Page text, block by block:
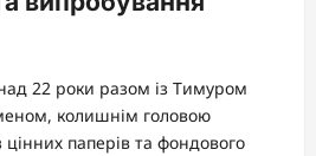
22 роки разом із Тимуром
колишнім головою
цінних паперів та фондового